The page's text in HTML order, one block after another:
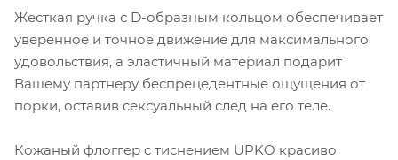
Жесткая ручка с D-образным кольцом обеспечивает
уверенное и точное движение для максимального
удовольствия, а эластичный материал подарит
Вашему партнеру беспрецедентные ощущения от
порки, оставив сексуальный след на его теле.
Кожаный флоггер с тиснением UPKO красиво